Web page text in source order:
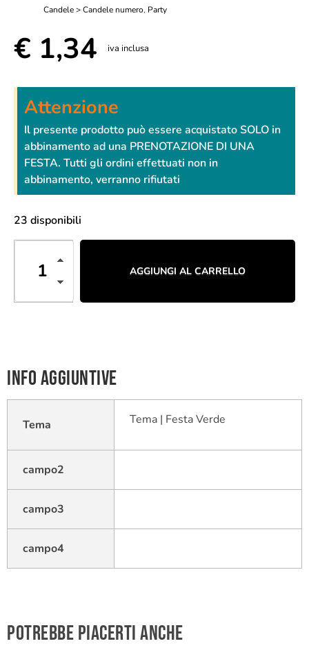
Candele > Candele numero, Party
€ 1,34 iva inclusa
Attenzione
Il presente prodotto può essere acquistato SOLO in
abbinamento ad una PRENOTAZIONE DI UNA
FESTA. Tutti gli ordini effettuati non in
abbinamento, verranno rifiutati
23 disponibili
AGGIUNGI AL CARRELLO
Info aggiuntive
Tema Tema | Festa Verde
campo2
campo3
campo4
Potrebbe piacerti anche